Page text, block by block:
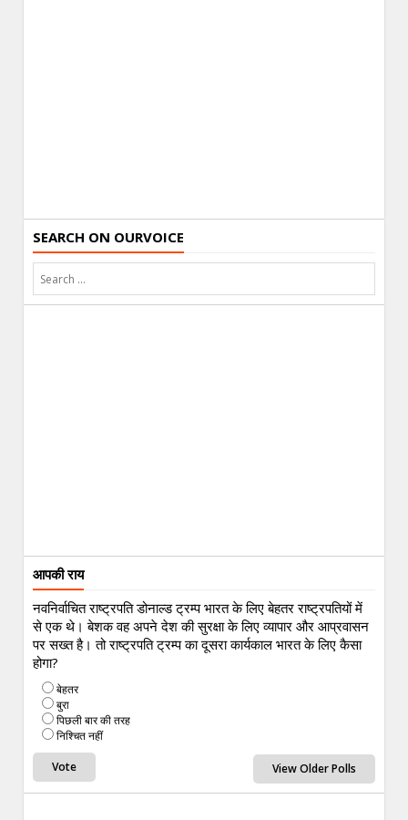
SEARCH ON OURVOICE
आपकी राय
नवनिर्वाचित राष्ट्रपति डोनाल्ड ट्रम्प भारत के लिए बेहतर राष्ट्रपतियों में
से एक थे। बेशक वह अपने देश की सुरक्षा के लिए व्यापार और आप्रवासन
पर सख्त है। तो राष्ट्रपति ट्रम्प का दूसरा कार्यकाल भारत के लिए कैसा
होगा?
बेहतर
बुरा
पिछली बार की तरह
निश्चित नहीं
View Older Polls